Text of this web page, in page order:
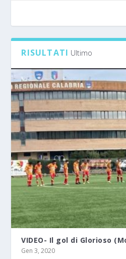
RISULTATI Ultimo
VIDEO- Il gol di Glorioso
Gen 3, 2020